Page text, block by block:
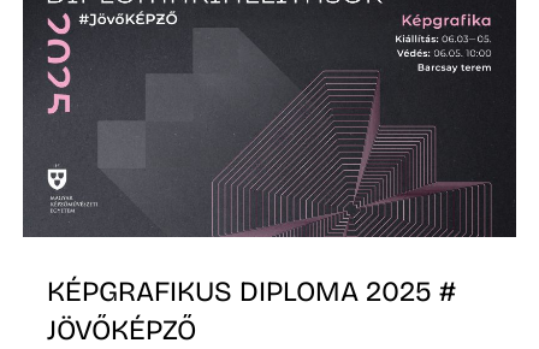
KÉPGRAFIKUS DIPLOMA 2025 #
JÖVŐKÉPZŐ